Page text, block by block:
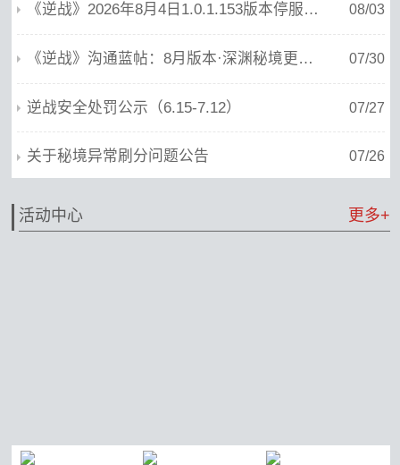
《逆战》2026年8月4日1.0.1.153版本停服维护公告 08/03
《逆战》沟通蓝帖：8月版本·深渊秘境更新，系统减负，基础体验优化 07/30
逆战安全处罚公示（6.15-7.12） 07/27
关于秘境异常刷分问题公告 07/26
活动中心 更多+